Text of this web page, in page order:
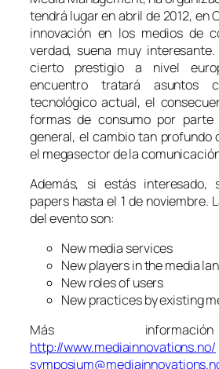
tendrá lugar en abril de 2012, en
innovación en los medios de
verdad, suena muy
cierto prestigio a nivel
encuentro tratará asuntos
tecnológico actual, el
formas de consumo por
general, el cambio tan profundo
el megasector de la
Además, si estás interesado,
papershasta el 1 de noviembre.
del evento son:
New media services
New players in the media
New roles of users
New practices by existing
Más
http://www.mediainnovations.no/